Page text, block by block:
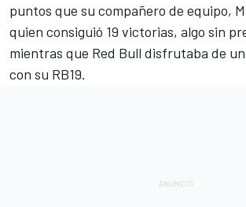
puntos que su compañero de equipo,
quien consiguió 19 victorias, algo sin
mientras que Red Bull disfrutaba de
con su RB19.